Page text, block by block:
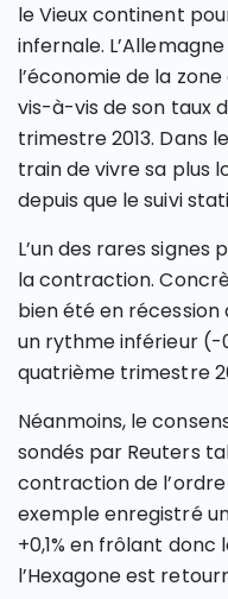
le Vieux continent
infernale.
l’économie de la
vis-à-vis de son taux
trimestre 2013. Dans
train de vivre sa plus
depuis que le suivi
L’un des rares
la contraction.
bien été en
un rythme inférieur (-
quatrième trimestre
Néanmoins, le
sondés par Reuters
contraction de l’ordre
exemple enregistré
+0,1% en frôlant donc
l’Hexagone est